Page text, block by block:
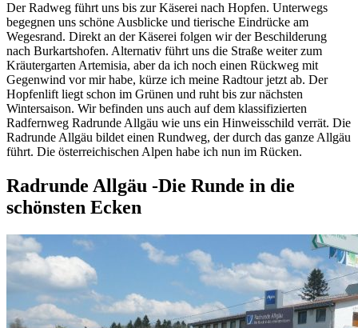
Der Radweg führt uns bis zur Käserei nach Hopfen. Unterwegs
begegnen uns schöne Ausblicke und tierische Eindrücke am
Wegesrand. Direkt an der Käserei folgen wir der Beschilderung
nach Burkartshofen. Alternativ führt uns die Straße weiter zum
Kräutergarten Artemisia, aber da ich noch einen Rückweg mit
Gegenwind vor mir habe, kürze ich meine Radtour jetzt ab. Der
Hopfenlift liegt schon im Grünen und ruht bis zur nächsten
Wintersaison. Wir befinden uns auch auf dem klassifizierten
Radfernweg Radrunde Allgäu wie uns ein Hinweisschild verrät. Die
Radrunde Allgäu bildet einen Rundweg, der durch das ganze Allgäu
führt. Die österreichischen Alpen habe ich nun im Rücken.
Radrunde Allgäu -Die Runde in die
schönsten Ecken